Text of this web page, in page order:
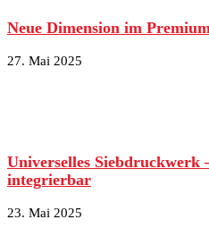
Neue Dimension im
27. Mai 2025
Universelles Siebdruckwerk
integrierbar
23. Mai 2025